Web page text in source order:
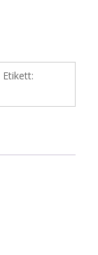
Etikett: